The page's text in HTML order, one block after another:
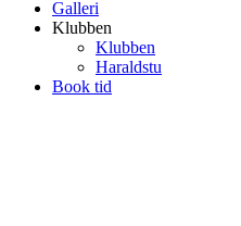
Galleri
Klubben
Klubben
Haraldstu
Book tid